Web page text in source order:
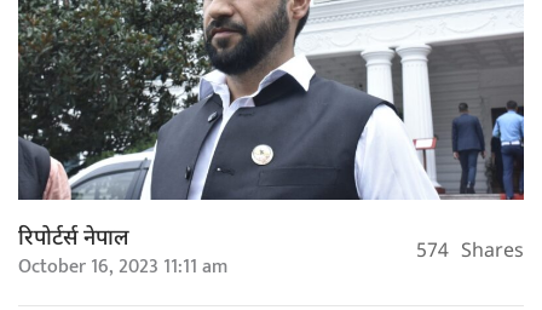
रिपोर्टर्स नेपाल
October 16, 2023 11:11 am 574 Shares